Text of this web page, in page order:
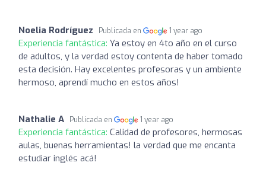
Noelia Rodríguez Publicada en 1 year ago
Experiencia fantástica: Ya estoy en 4to año en el curso
de adultos, y la verdad estoy contenta de haber tomado
esta decisión. Hay excelentes profesoras y un ambiente
hermoso, aprendí mucho en estos años!
Nathalie A Publicada en 1 year ago
Experiencia fantástica: Calidad de profesores, hermosas
aulas, buenas herramientas! la verdad que me encanta
estudiar inglés acá!